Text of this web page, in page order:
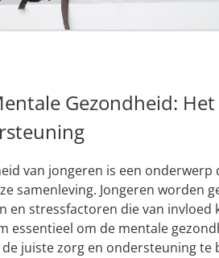
Gezondheid:
van jongeren is een onderwerp
samenleving. Jongeren worden
en stressfactoren die van invloed
essentieel om de mentale
juiste zorg en ondersteuning te